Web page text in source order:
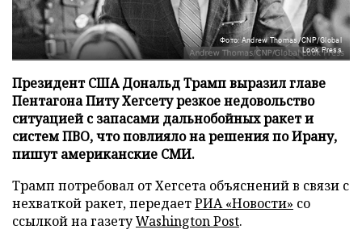
Фото: Andrew Thomas/CNP/Global
Look Press
Президент США Дональд Трамп выразил главе
Пентагона Питу Хегсету резкое недовольство
ситуацией с запасами дальнобойных ракет и
систем ПВО, что повлияло на решения по Ирану,
пишут американские СМИ.
Трамп потребовал от Хегсета объяснений в связи с
нехваткой ракет, передаетРИА «Новости» со
ссылкой на газетуWashington Post.